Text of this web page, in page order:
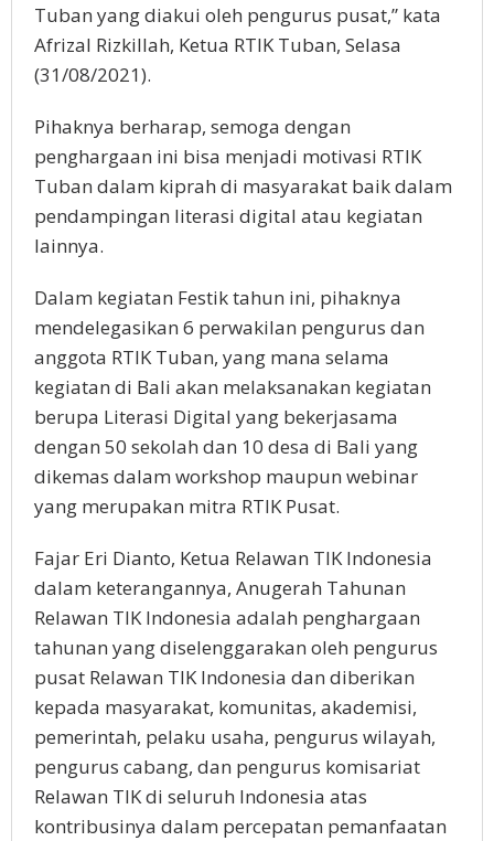
Tuban yang diakui oleh pengurus pusat,” kata
Afrizal Rizkillah, Ketua RTIK Tuban, Selasa
(31/08/2021).
Pihaknya berharap, semoga dengan
penghargaan ini bisa menjadi motivasi RTIK
Tuban dalam kiprah di masyarakat baik dalam
pendampingan literasi digital atau kegiatan
lainnya.
Dalam kegiatan Festik tahun ini, pihaknya
mendelegasikan 6 perwakilan pengurus dan
anggota RTIK Tuban, yang mana selama
kegiatan di Bali akan melaksanakan kegiatan
berupa Literasi Digital yang bekerjasama
dengan 50 sekolah dan 10 desa di Bali yang
dikemas dalam workshop maupun webinar
yang merupakan mitra RTIK Pusat.
Fajar Eri Dianto, Ketua Relawan TIK Indonesia
dalam keterangannya, Anugerah Tahunan
Relawan TIK Indonesia adalah penghargaan
tahunan yang diselenggarakan oleh pengurus
pusat Relawan TIK Indonesia dan diberikan
kepada masyarakat, komunitas, akademisi,
pemerintah, pelaku usaha, pengurus wilayah,
pengurus cabang, dan pengurus komisariat
Relawan TIK di seluruh Indonesia atas
kontribusinya dalam percepatan pemanfaatan